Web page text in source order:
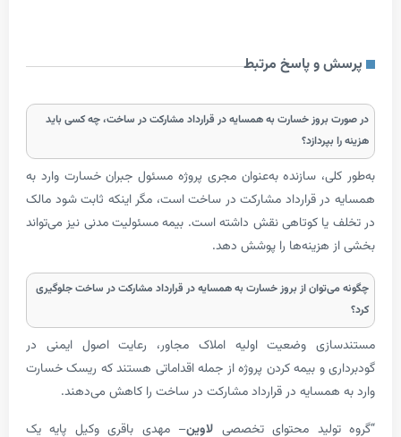
و پاسخ مرتبط
خسارت به همسایه در قرارداد مشارکت در ساخت، چه کسی باید
سازنده به‌عنوان مجری پروژه مسئول جبران خسارت وارد به
قرارداد مشارکت در ساخت است، مگر اینکه ثابت شود مالک
کوتاهی نقش داشته است. بیمه مسئولیت مدنی نیز می‌تواند
را پوشش دهد.
از بروز خسارت به همسایه در قرارداد مشارکت در ساخت جلوگیری
وضعیت اولیه املاک مجاور، رعایت اصول ایمنی در
و بیمه کردن پروژه از جمله اقداماتی هستند که ریسک خسارت
در قرارداد مشارکت در ساخت را کاهش می‌دهند.
محتوای تخصصیلاوین– مهدی باقری وکیل پایه یک